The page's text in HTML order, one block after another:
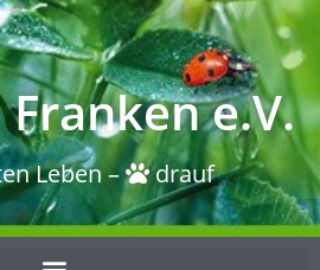
e.V.
Leben – drauf